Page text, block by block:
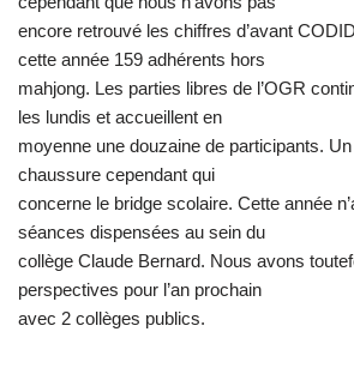
encore retrouvé les chiffres d’avant
cette année 159 adhérents hors
mahjong. Les parties libres de l’OGR
les lundis et accueillent en
moyenne une douzaine de participants.
chaussure cependant qui
concerne le bridge scolaire. Cette année
séances dispensées au sein du
collège Claude Bernard. Nous avons
perspectives pour l’an prochain
avec 2 collèges publics.